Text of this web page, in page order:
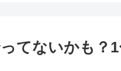
てないかも？